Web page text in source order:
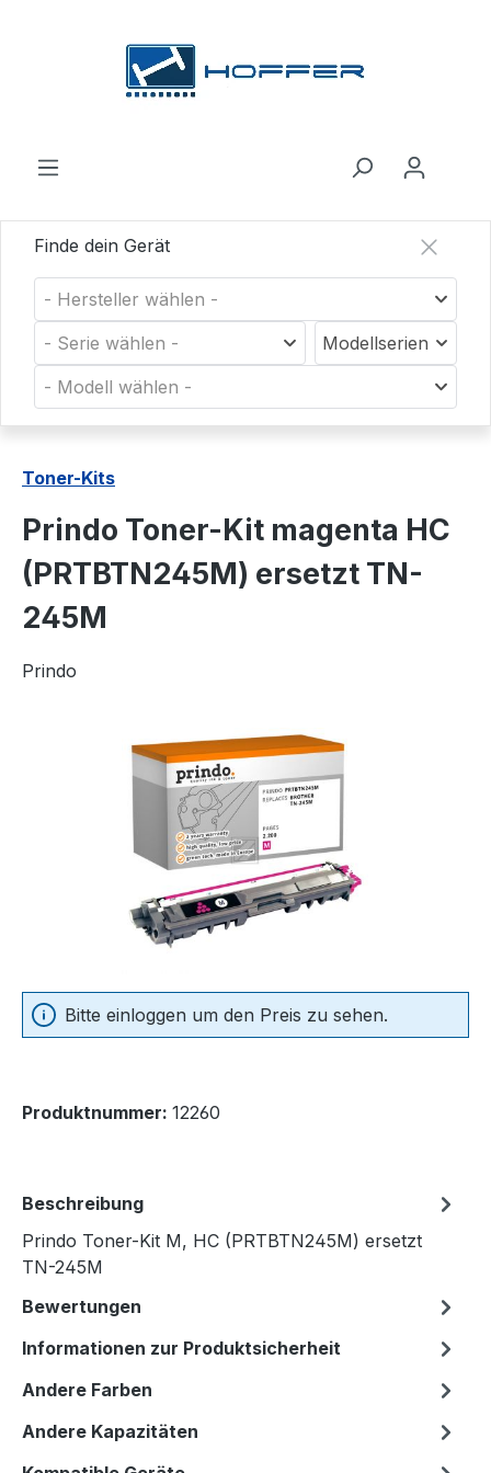
Finde dein Gerät
- Hersteller wählen -
- Serie wählen -
Modellserien
- Modell wählen -
Toner-Kits
Prindo Toner-Kit magenta HC
(PRTBTN245M) ersetzt TN-
245M
Prindo
Bildergalerie überspringen
Bitte einloggen um den Preis zu sehen.
Produktnummer: 12260
Beschreibung
Prindo Toner-Kit M, HC (PRTBTN245M) ersetzt
TN-245M
Bewertungen
Informationen zur Produktsicherheit
Andere Farben
Andere Kapazitäten